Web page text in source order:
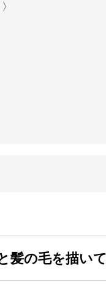
解説で少しずつ進
に描けるように、
う。
髪の毛を描い